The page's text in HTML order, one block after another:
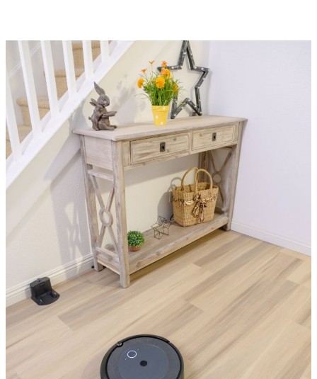
iRobot
Roomba:
limpieza
inteligente
y
recambios
de
calidad